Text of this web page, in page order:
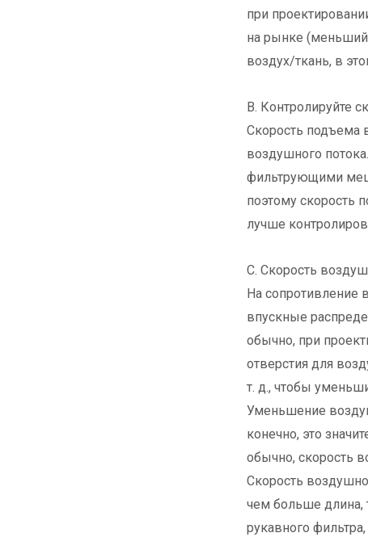
при
на рынке (меньший
воздух/ткань, в
B. Контролируйте
Скорость подъема
воздушного
фильтрующими
поэтому скорость
лучше
C. Скорость
На сопротивление
впускные
обычно, при
отверстия для
т. д., чтобы
Уменьшение
конечно, это
обычно, скорость
Скорость
чем больше длина,
рукавного